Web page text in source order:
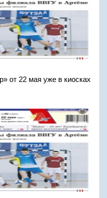
от 22 мая уже в киосках